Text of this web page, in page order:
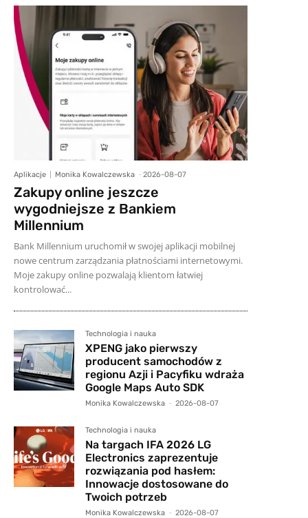
Aplikacje Monika Kowalczewska - 2026-08-07
Zakupy online jeszcze
wygodniejsze z Bankiem
Millennium
Bank Millennium uruchomił w swojej aplikacji mobilnej
nowe centrum zarządzania płatnościami internetowymi.
Moje zakupy online pozwalają klientom łatwiej
kontrolować...
Technologia i nauka
XPENG jako pierwszy
producent samochodów z
regionu Azji i Pacyfiku wdraża
Google Maps Auto SDK
Monika Kowalczewska - 2026-08-07
Technologia i nauka
Na targach IFA 2026 LG
Electronics zaprezentuje
rozwiązania pod hasłem:
Innowacje dostosowane do
Twoich potrzeb
Monika Kowalczewska - 2026-08-07